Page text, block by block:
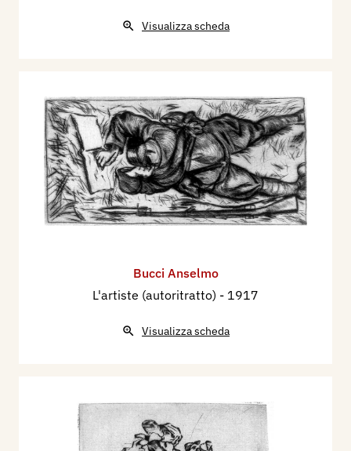
Visualizza scheda
Bucci Anselmo
L'artiste (autoritratto) - 1917
Visualizza scheda